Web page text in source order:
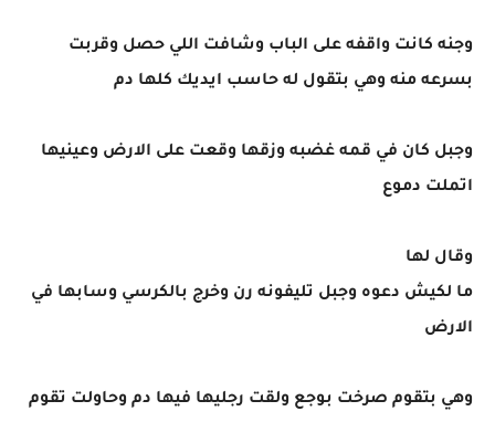
وجنه كانت واقفه على الباب وشافت اللي حصل وقربت
بسرعه منه وهي بتقول له حاسب ايديك كلها دم
وجبل كان في قمه غضبه وزقها وقعت على الارض وعينيها
اتملت دموع
وقال لها
ما لكيش دعوه وجبل تليفونه رن وخرج بالكرسي وسابها في
الارض
وهي بتقوم صرخت بوجع ولقت رجليها فيها دم وحاولت تقوم